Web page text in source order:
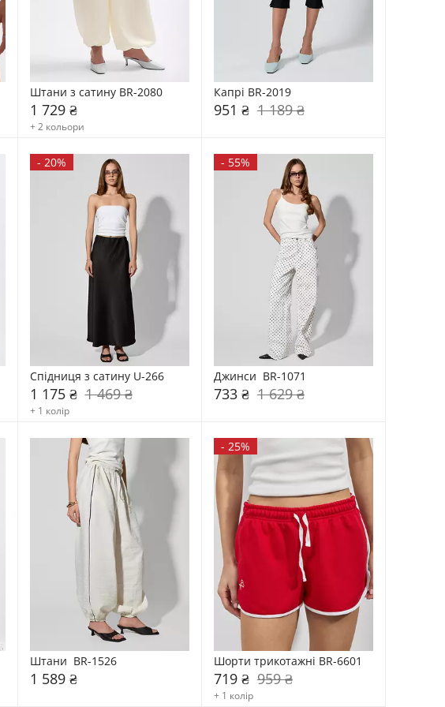
Штани з сатину BR-2080
1 729 ₴
+ 2 кольори
Капрі BR-2019
951 ₴ 1 189 ₴
- 20%
Спідниця з сатину U-266
1 175 ₴ 1 469 ₴
+ 1 колір
- 55%
Джинси  BR-1071
733 ₴ 1 629 ₴
Штани  BR-1526
1 589 ₴
- 25%
Шорти трикотажні BR-6601
719 ₴ 959 ₴
+ 1 колір